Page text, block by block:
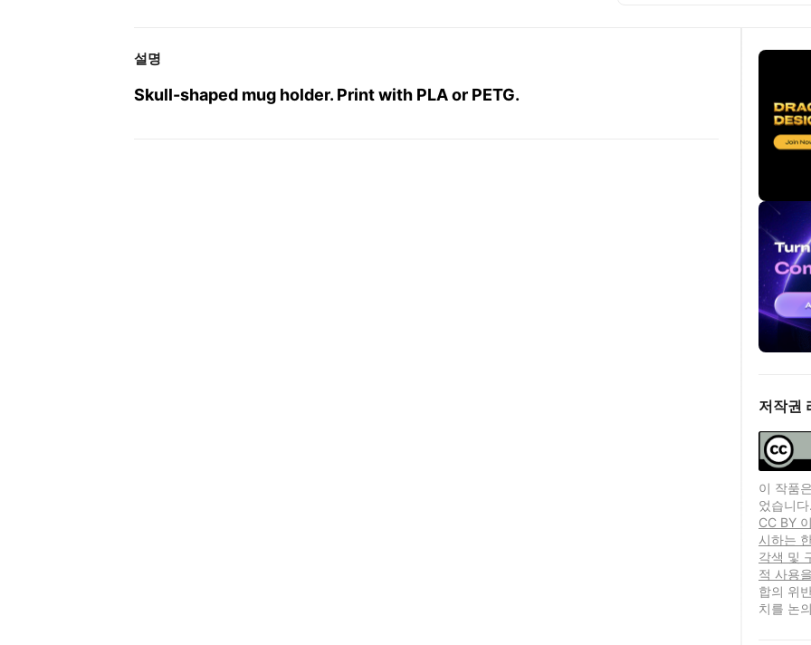
설명
Skull-shaped mug holder. Print with PLA or PETG.
저작권
이 작품
었습니
CC BY
시하는
각색 및
적 사용
합의 위
치를 논